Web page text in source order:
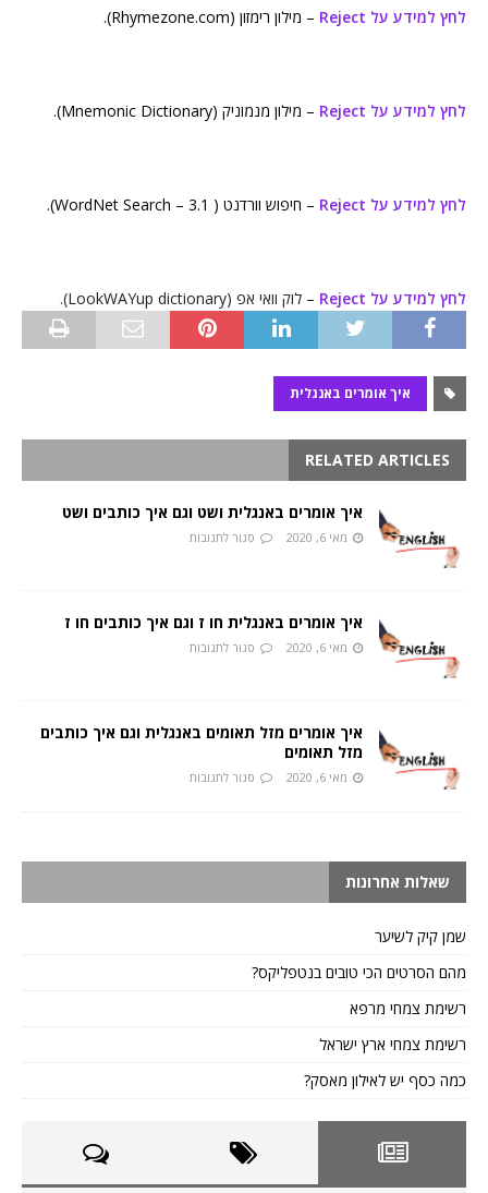
לחץ למידע על Reject – מילון רימזון (Rhymezone.com).
לחץ למידע על Reject – מילון מנמוניק (Mnemonic Dictionary).
לחץ למידע על Reject – חיפוש וורדנט ( WordNet Search – 3.1).
לחץ למידע על Reject – לוק וואי אפ (LookWAYup dictionary).
איך אומרים באנגלית
RELATED ARTICLES
איך אומרים באנגלית ושט וגם איך כותבים ושט
מאי 6, 2020 סגור לתגובות
איך אומרים באנגלית חו ז וגם איך כותבים חו ז
מאי 6, 2020 סגור לתגובות
איך אומרים מזל תאומים באנגלית וגם איך כותבים
מזל תאומים
מאי 6, 2020 סגור לתגובות
שאלות אחרונות
שמן קיק לשיער
מהם הסרטים הכי טובים בנטפליקס?
רשימת צמחי מרפא
רשימת צמחי ארץ ישראל
כמה כסף יש לאילון מאסק?